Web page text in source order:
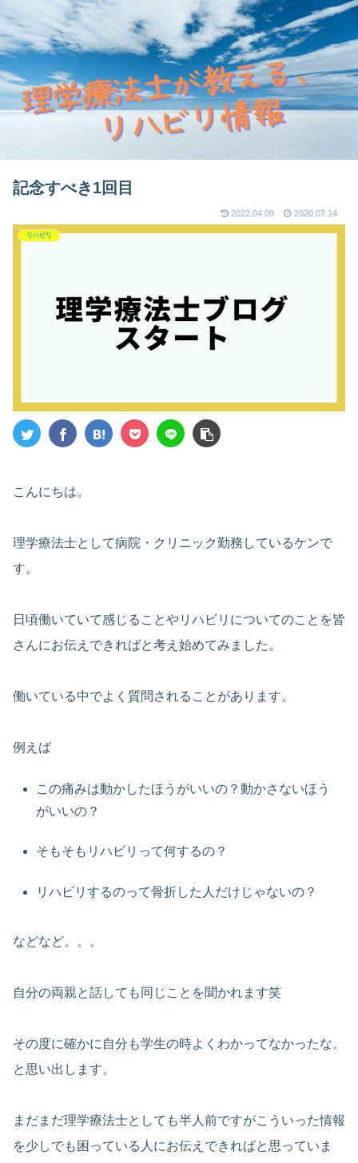
記念すべき1回目
2022.04.09 2020.07.14
リハビリ
こんにちは。
理学療法士として病院・クリニック勤務しているケンで
す。
日頃働いていて感じることやリハビリについてのことを皆
さんにお伝えできればと考え始めてみました。
働いている中でよく質問されることがあります。
例えば
この痛みは動かしたほうがいいの？動かさないほう
がいいの？
そもそもリハビリって何するの？
リハビリするのって骨折した人だけじゃないの？
などなど。。。
自分の両親と話しても同じことを聞かれます笑
その度に確かに自分も学生の時よくわかってなかったな。
と思い出します。
まだまだ理学療法士としても半人前ですがこういった情報
を少しでも困っている人にお伝えできればと思っていま